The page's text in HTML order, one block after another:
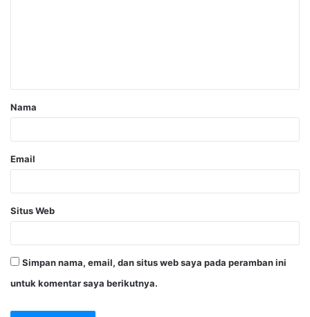
Nama
Email
Situs Web
Simpan nama, email, dan situs web saya pada peramban ini
untuk komentar saya berikutnya.